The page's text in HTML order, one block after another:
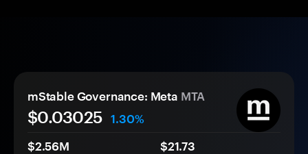
mStable Governance: Meta MTA
$0.03025
1.30%
$2.56M
$21.73